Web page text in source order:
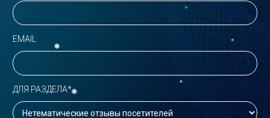
EMAIL
ДЛЯ РАЗДЕЛА*